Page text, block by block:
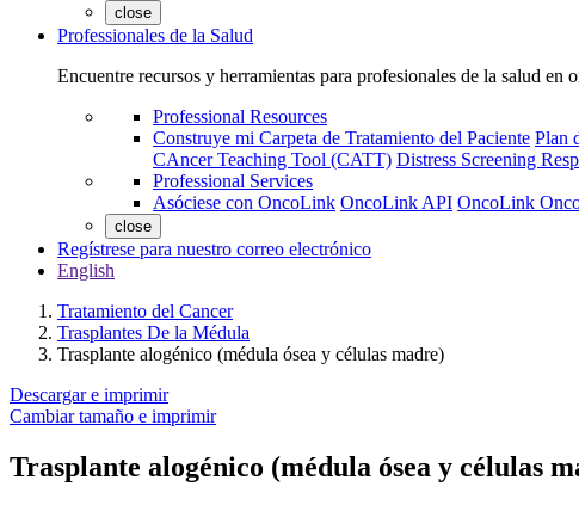
close
Professionales de la Salud
Encuentre recursos y herramientas para profesionales de la salud en
Professional Resources
Construye mi Carpeta de Tratamiento del Paciente Plan
CAncer Teaching Tool (CATT) Distress Screening
Professional Services
Asóciese con OncoLink OncoLink API OncoLink
close
Regístrese para nuestro correo electrónico
English
Tratamiento del Cancer
Trasplantes De la Médula
Trasplante alogénico (médula ósea y células madre)
Descargar e imprimir
Cambiar tamaño e imprimir
Trasplante alogénico (médula ósea y células